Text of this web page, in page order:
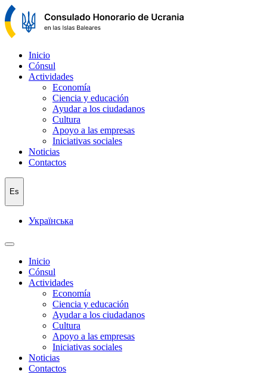
Inicio
Cónsul
Actividades
Economía
Ciencia y educación
Ayudar a los ciudadanos
Cultura
Apoyo a las empresas
Iniciativas sociales
Noticias
Contactos
Es
Українська
Inicio
Cónsul
Actividades
Economía
Ciencia y educación
Ayudar a los ciudadanos
Cultura
Apoyo a las empresas
Iniciativas sociales
Noticias
Contactos